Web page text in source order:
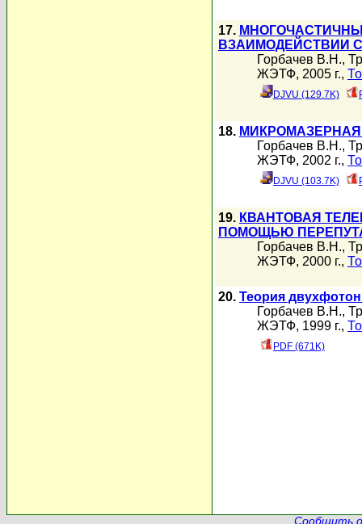
17.
ВЗАИМОДЕЙСТВИИ
Горбачев В.Н.,
ЖЭТФ, 2005 г.,
DJVU (129.7K)
18.
Горбачев В.Н.,
ЖЭТФ, 2002 г.,
DJVU (103.7K)
19. КВАНТОВАЯ
ПОМОЩЬЮ
Горбачев В.Н.,
ЖЭТФ, 2000 г.,
20. Теория
Горбачев В.Н.,
ЖЭТФ, 1999 г.,
PDF (671K)
Сообщить о